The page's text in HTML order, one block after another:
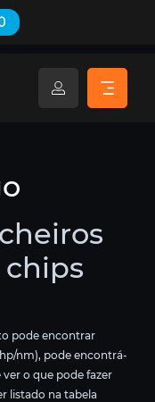
pode encontrar
nm), pode encontrá-
o que pode fazer
listado na tabela